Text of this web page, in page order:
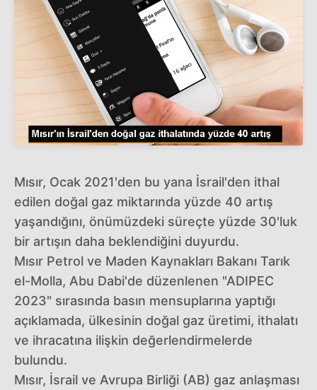
Mısır, Ocak 2021'den bu yana İsrail'den ithal
edilen doğal gaz miktarında yüzde 40 artış
yaşandığını, önümüzdeki süreçte yüzde 30'luk
bir artışın daha beklendiğini duyurdu.
Mısır Petrol ve Maden Kaynakları Bakanı Tarık
el-Molla, Abu Dabi'de düzenlenen "ADIPEC
2023" sırasında basın mensuplarına yaptığı
açıklamada, ülkesinin doğal gaz üretimi, ithalatı
ve ihracatına ilişkin değerlendirmelerde
bulundu.
Mısır, İsrail ve Avrupa Birliği (AB) gaz anlaşması